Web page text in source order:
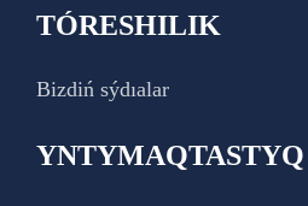
TÓRESHILIK
Bizdiń sýdıalar
YNTYMAQTASTYQ